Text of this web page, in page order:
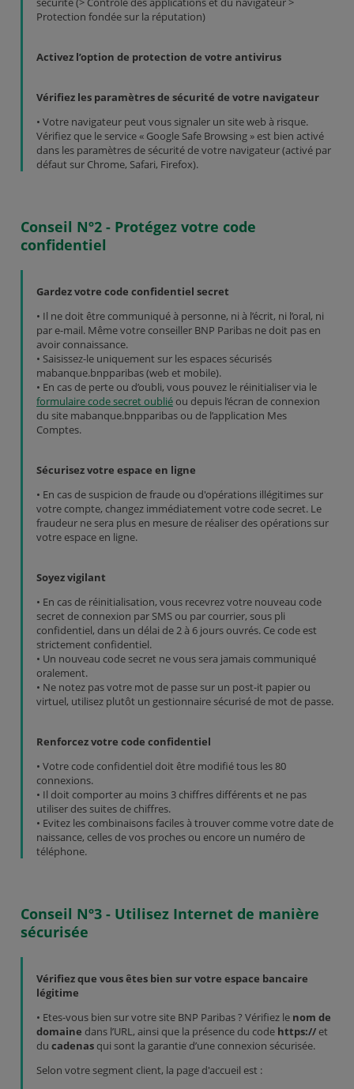
Protection fondée sur la réputation)
Activez l’option de protection de votre antivirus
Vérifiez les paramètres de sécurité de votre navigateur
• Votre navigateur peut vous signaler un site web à risque.
Vérifiez que le service « Google Safe Browsing » est bien activé
dans les paramètres de sécurité de votre navigateur (activé par
défaut sur Chrome, Safari, Firefox).
Conseil Nº2 - Protégez votre code
confidentiel
Gardez votre code confidentiel secret
• Il ne doit être communiqué à personne, ni à l’écrit, ni l’oral, ni
par e-mail. Même votre conseiller BNP Paribas ne doit pas en
avoir connaissance.
• Saisissez-le uniquement sur les espaces sécurisés
mabanque.bnpparibas (web et mobile).
• En cas de perte ou d’oubli, vous pouvez le réinitialiser via le
formulaire code secret oublié ou depuis l’écran de connexion
du site mabanque.bnpparibas ou de l’application Mes
Comptes.
Sécurisez votre espace en ligne
• En cas de suspicion de fraude ou d'opérations illégitimes sur
votre compte, changez immédiatement votre code secret. Le
fraudeur ne sera plus en mesure de réaliser des opérations sur
votre espace en ligne.
Soyez vigilant
• En cas de réinitialisation, vous recevrez votre nouveau code
secret de connexion par SMS ou par courrier, sous pli
confidentiel, dans un délai de 2 à 6 jours ouvrés. Ce code est
strictement confidentiel.
• Un nouveau code secret ne vous sera jamais communiqué
oralement.
• Ne notez pas votre mot de passe sur un post-it papier ou
virtuel, utilisez plutôt un gestionnaire sécurisé de mot de passe.
Renforcez votre code confidentiel
• Votre code confidentiel doit être modifié tous les 80
connexions.
• Il doit comporter au moins 3 chiffres différents et ne pas
utiliser des suites de chiffres.
• Evitez les combinaisons faciles à trouver comme votre date de
naissance, celles de vos proches ou encore un numéro de
téléphone.
Conseil Nº3 - Utilisez Internet de manière
sécurisée
Vérifiez que vous êtes bien sur votre espace bancaire
légitime
• Etes-vous bien sur votre site BNP Paribas ? Vérifiez le nom de
domaine dans l’URL, ainsi que la présence du code https:// et
du cadenas qui sont la garantie d’une connexion sécurisée.
Selon votre segment client, la page d'accueil est :